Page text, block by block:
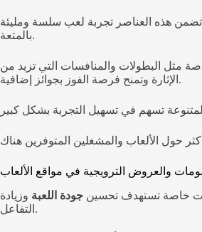
تضمن هذه العناصر تجربة لعب سلسة ومليئة
بالمتعة.
مثل البطولات والمنافسات التي تزيد من
الإثارة وتمنح فرصة الفوز بجوائز إضافية.
والعروض الترويجية في مواقع الألعاب
خاصة تستهدف تحسين جودة اللعبة وزيادة
التفاعل.